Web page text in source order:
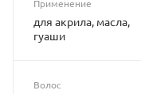
Применение
для акрила, масла,
гуаши
Волос